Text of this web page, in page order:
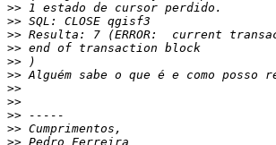
>>
>>
>>
>>
>>
>>
>>
>>
>>
>>
>>